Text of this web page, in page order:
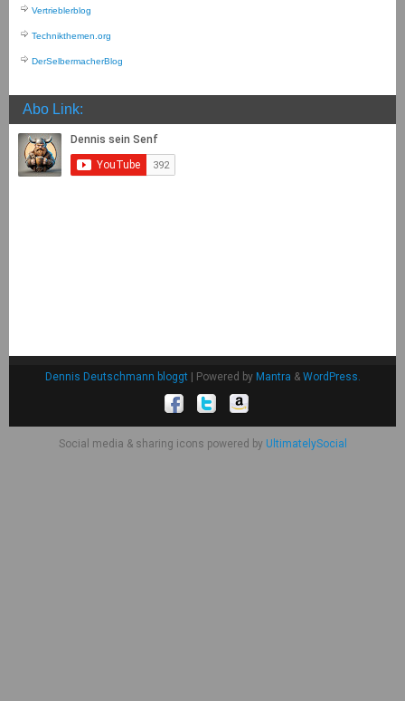
Vertrieblerblog
Technikthemen.org
DerSelbermacherBlog
Abo Link:
Dennis Deutschmann bloggt| Powered by Mantra & WordPress.
Social media & sharing icons powered by UltimatelySocial